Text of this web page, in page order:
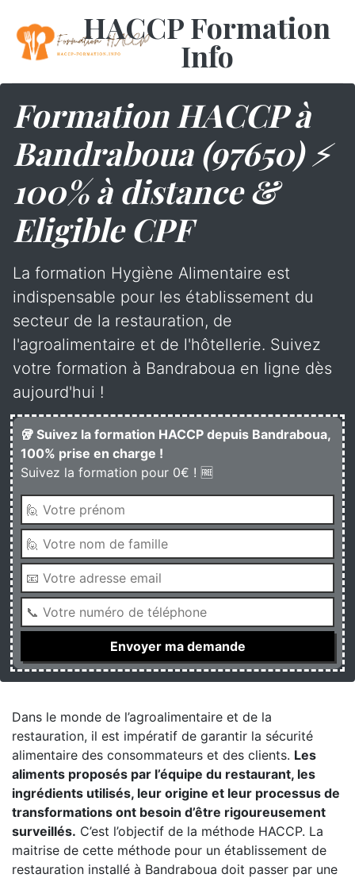
HACCP Formation
Info
Formation HACCP à
Bandraboua (97650) ⚡
100% à distance &
Eligible CPF
La formation Hygiène Alimentaire est
indispensable pour les établissement du
secteur de la restauration, de
l'agroalimentaire et de l'hôtellerie. Suivez
votre formation à Bandraboua en ligne dès
aujourd'hui !
🥡 Suivez la formation HACCP depuis Bandraboua,
100% prise en charge !
Suivez la formation pour 0€ ! 🆓
Dans le monde de l’agroalimentaire et de la
restauration, il est impératif de garantir la sécurité
alimentaire des consommateurs et des clients. Les
aliments proposés par l’équipe du restaurant, les
ingrédients utilisés, leur origine et leur processus de
transformations ont besoin d’être rigoureusement
surveillés. C’est l’objectif de la méthode HACCP. La
maitrise de cette méthode pour un établissement de
restauration installé à Bandraboua doit passer par une